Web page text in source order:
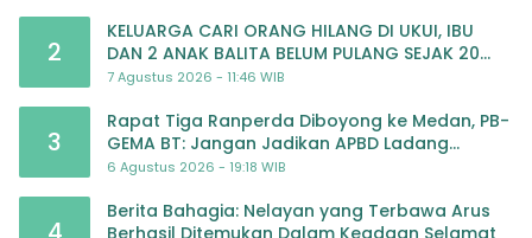
2
KELUARGA CARI ORANG HILANG DI UKUI, IBU
DAN 2 ANAK BALITA BELUM PULANG SEJAK 20
JULI 2026
7 Agustus 2026 - 11:46 WIB
3
Rapat Tiga Ranperda Diboyong ke Medan, PB-
GEMA BT: Jangan Jadikan APBD Ladang
Pembiayaan yang Tak Perlu
6 Agustus 2026 - 19:18 WIB
Berita Bahagia: Nelayan yang Terbawa Arus